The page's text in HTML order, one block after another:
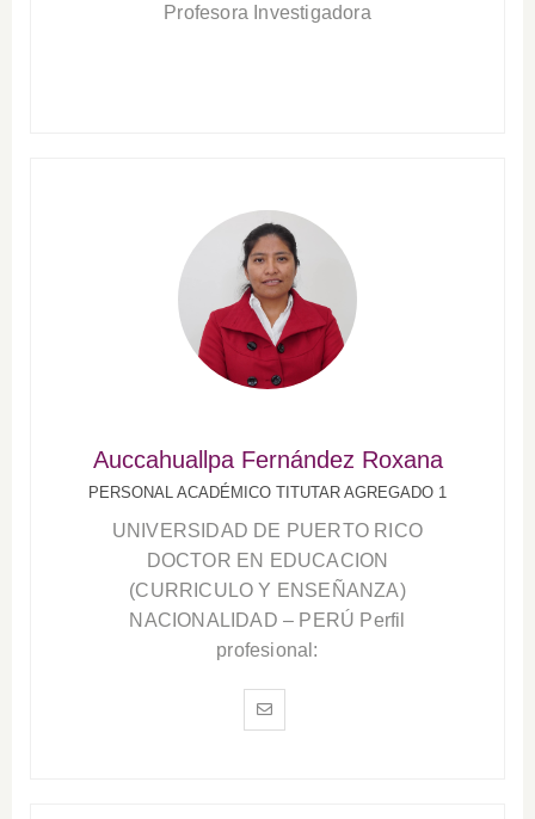
Profesora Investigadora
Auccahuallpa Fernández Roxana
PERSONAL ACADÉMICO TITUTAR AGREGADO 1
UNIVERSIDAD DE PUERTO RICO
DOCTOR EN EDUCACION
(CURRICULO Y ENSEÑANZA)
NACIONALIDAD – PERÚ Perfil
profesional: